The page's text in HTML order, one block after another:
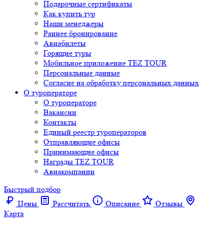
Подарочные сертификаты
Как купить тур
Наши менеджеры
Раннее бронирование
Авиабилеты
Горящие туры
Мобильное приложение TEZ TOUR
Персональные данные
Согласие на обработку персональных данных
О туроператоре
О туроператоре
Вакансии
Контакты
Единый реестр туроператоров
Отправляющие офисы
Принимающие офисы
Награды TEZ TOUR
Авиакомпании
Быстрый подбор
Цены
Рассчитать Описание
Отзывы
Карта